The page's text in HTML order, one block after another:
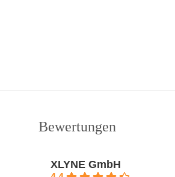
Bewertungen
XLYNE GmbH